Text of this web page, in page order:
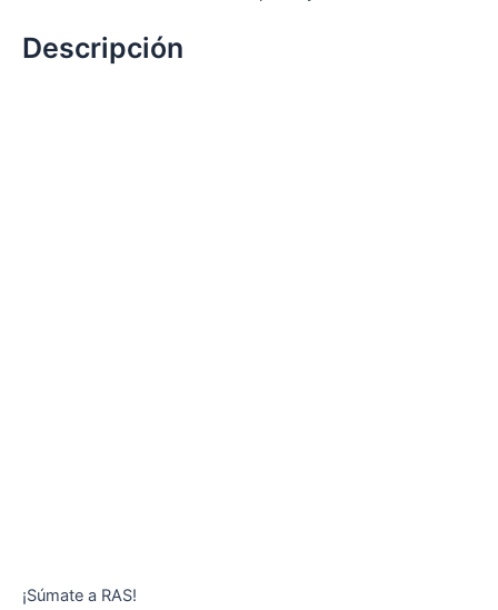
Descripción
¡Súmate a RAS!